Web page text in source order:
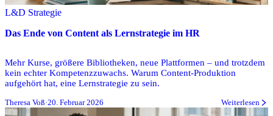
L&D Strategie
Das Ende von Content als Lernstrategie im HR
Mehr Kurse, größere Bibliotheken, neue Plattformen – und trotzdem
kein echter Kompetenzzuwachs. Warum Content-Produktion
aufgehört hat, eine Lernstrategie zu sein.
Theresa Voß·20. Februar 2026 Weiterlesen